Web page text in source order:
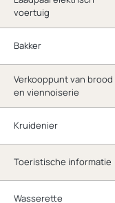
voertuig
Bakker
Verkooppunt van brood
en viennoiserie
Kruidenier
Toeristische informatie
Wasserette